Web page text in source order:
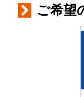
ご希望